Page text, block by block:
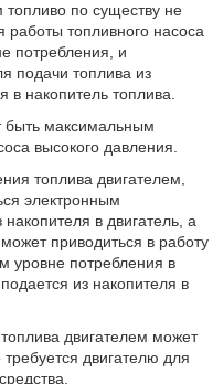
топливо по существу не
работы топливного насоса
потребления, и
подачи топлива из
в накопитель топлива.
быть максимальным
высокого давления.
топлива двигателем,
электронным
в двигатель, а
приводиться в работу
уровне потребления в
из накопителя в
двигателем может
двигателю для